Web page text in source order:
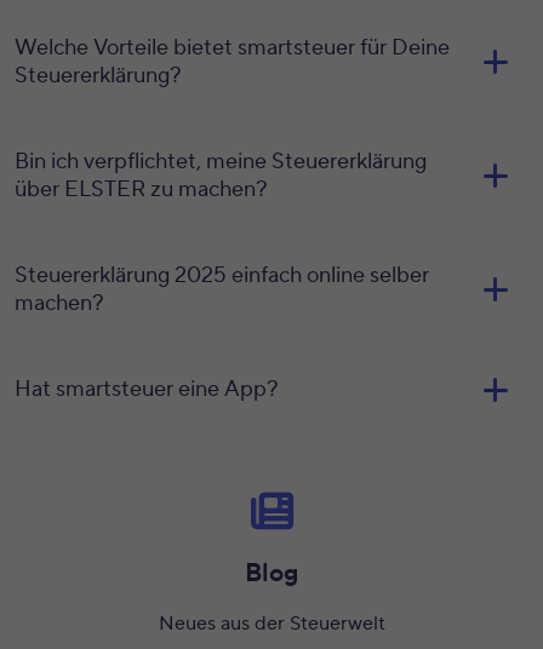
Welche Vorteile bietet smartsteuer für Deine
Steuererklärung?
Bin ich verpflichtet, meine Steuererklärung
über ELSTER zu machen?
Steuererklärung 2025 einfach online selber
machen?
Hat smartsteuer eine App?
Blog
Neues aus der Steuerwelt